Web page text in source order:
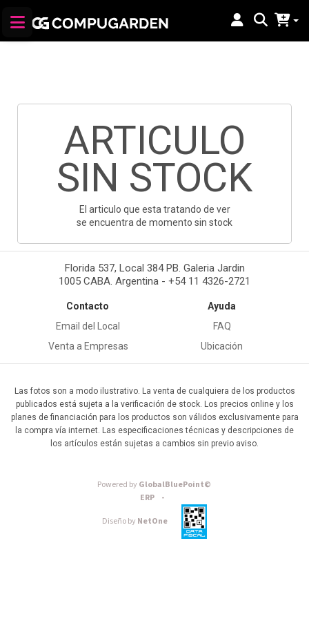
ARTICULO
SIN STOCK
El articulo que esta tratando de ver
se encuentra de momento sin stock
Florida 537, Local 384 PB. Galeria Jardin
1005 CABA. Argentina - +54 11 4326-2721
Contacto
Email del Local
Venta a Empresas
Ayuda
FAQ
Ubicación
Las fotos son a modo ilustrativo. La venta de cualquiera de los productos
publicados está sujeta a la verificación de stock. Los precios online y los
planes de financiación para los productos son válidos exclusivamente para
la compra vía internet. Las especificaciones técnicas y descripciones de
los artículos están sujetas a cambios sin previo aviso.
Powered byGlobalBluePoint©
ERP -
Diseño byNetOne